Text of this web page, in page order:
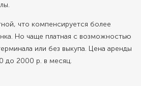
что компенсируется более
Но чаще платная с возможностью
или без выкупа. Цена аренды
до 2000 р. в месяц.